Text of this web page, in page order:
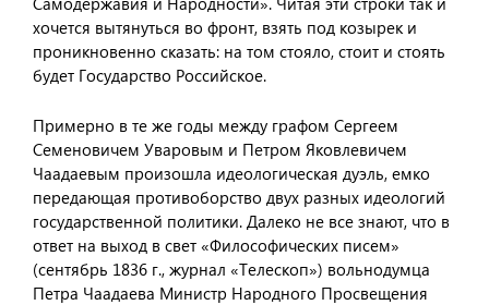
хочется вытянуться во фронт, взять под козырек и
проникновенно сказать: на том стояло, стоит и стоять
будет Государство Российское.
Примерно в те же годы между графом Сергеем
Семеновичем Уваровым и Петром Яковлевичем
Чаадаевым произошла идеологическая дуэль, емко
передающая противоборство двух разных идеологий
государственной политики. Далеко не все знают, что в
ответ на выход в свет «Философических писем»
(сентябрь 1836 г., журнал «Телескоп») вольнодумца
Петра Чаадаева Министр Народного Просвещения